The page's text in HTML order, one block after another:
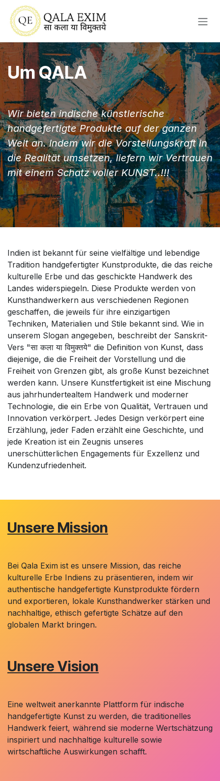
Zum Inhalt springen
Um QALA
Wir bieten indische künstlerische
handgefertigte Produkte auf der ganzen
Welt an. Indem wir die Vorstellungskraft in
die Realität umsetzen, liefern wir Vertrauen
mit einem Schatz voller KUNST..!!!
Indien ist bekannt für seine vielfältige und lebendige
Tradition handgefertigter Kunstprodukte, die das reiche
kulturelle Erbe und das geschickte Handwerk des
Landes widerspiegeln. Diese Produkte werden von
Kunsthandwerkern aus verschiedenen Regionen
geschaffen, die jeweils für ihre einzigartigen
Techniken, Materialien und Stile bekannt sind. Wie in
unserem Slogan angegeben, beschreibt der Sanskrit-
Vers "सा कला या विमुक्तये" die Definition von Kunst, dass
diejenige, die die Freiheit der Vorstellung und die
Freiheit von Grenzen gibt, als große Kunst bezeichnet
werden kann. Unsere Kunstfertigkeit ist eine Mischung
aus jahrhundertealtem Handwerk und moderner
Technologie, die ein Erbe von Qualität, Vertrauen und
Innovation verkörpert. Jedes Design verkörpert eine
Erzählung, jeder Faden erzählt eine Geschichte, und
jede Kreation ist ein Zeugnis unseres
unerschütterlichen Engagements für Exzellenz und
Kundenzufriedenheit.
Unsere Mission
Bei Qala Exim ist es unsere Mission, das reiche
kulturelle Erbe Indiens zu präsentieren, indem wir
authentische handgefertigte Kunstprodukte fördern
und exportieren, lokale Kunsthandwerker stärken und
nachhaltige, ethisch gefertigte Schätze auf den
globalen Markt bringen.
Unsere Vision
Eine weltweit anerkannte Plattform für indische
handgefertigte Kunst zu werden, die traditionelles
Handwerk feiert, während sie moderne Wertschätzung
inspiriert und nachhaltige kulturelle sowie
wirtschaftliche Auswirkungen schafft.